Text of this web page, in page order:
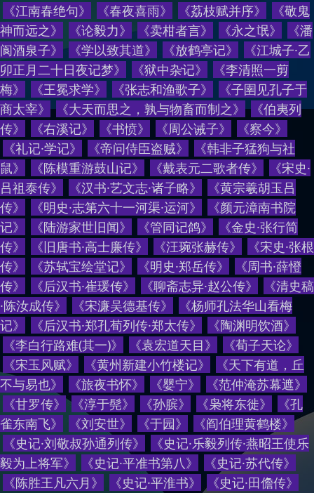
《江南春绝句》 《春夜喜雨》 《荔枝赋并序》 《敬鬼
神而远之》 《论毅力》 《卖柑者言》 《永之氓》 《潘
阆酒泉子》 《学以致其道》 《放鹤亭记》 《江城子·乙
卯正月二十日夜记梦》 《狱中杂记》 《李清照一剪
梅》 《王冕求学》 《张志和渔歌子》 《子圉见孔子于
商太宰》 《大天而思之，孰与物畜而制之》 《伯夷列
传》 《右溪记》 《书愤》 《周公诫子》 《察今》
《礼记·学记》 《帝问侍臣盗贼》 《韩非子猛狗与社
鼠》 《陈模重游鼓山记》 《戴表元二歌者传》 《宋史·
吕祖泰传》 《汉书·艺文志·诸子略》 《黄宗羲胡玉吕
传》 《明史·志第六十一河渠·运河》 《颜元漳南书院
记》 《陆游家世旧闻》 《管同记鸽》 《金史·张行简
传》 《旧唐书·高士廉传》 《汪琬张赫传》 《宋史·张根
传》 《苏轼宝绘堂记》 《明史·郑岳传》 《周书·薛憕
传》 《后汉书·崔瑗传》 《聊斋志异·赵公传》 《清史稿
·陈汝成传》 《宋濂吴德基传》 《杨师孔法华山看梅
记》 《后汉书·郑孔荀列传·郑太传》 《陶渊明饮酒》
《李白行路难(其一)》 《袁宏道天目》 《荀子天论》
《宋玉风赋》 《黄州新建小竹楼记》 《天下有道，丘
不与易也》 《旅夜书怀》 《婴宁》 《范仲淹苏幕遮》
《甘罗传》 《淳于髡》 《孙膑》 《枭将东徙》 《孔
雀东南飞》 《刘安世》 《于园》 《阎伯理黄鹤楼》
《史记·刘敬叔孙通列传》 《史记·乐毅列传·燕昭王使乐
毅为上将军》 《史记·平准书第八》 《史记·苏代传》
《陈胜王凡六月 》 《史记·平淮书》 《史记·田儋传》